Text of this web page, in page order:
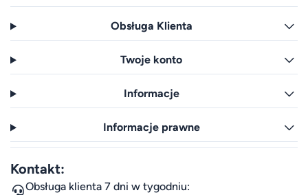
Obsługa Klienta
Twoje konto
Informacje
Informacje prawne
Kontakt:
Obsługa klienta 7 dni w tygodniu: